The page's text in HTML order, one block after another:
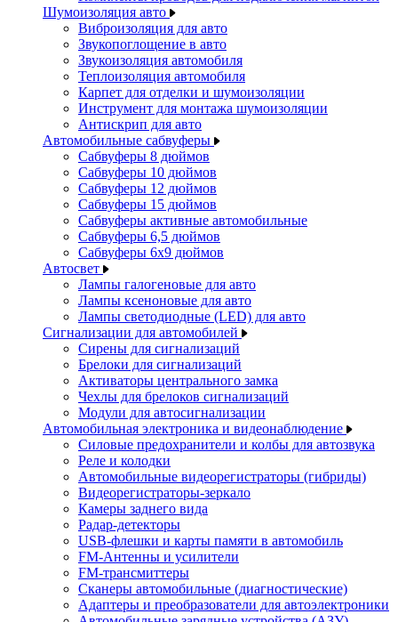
Шумоизоляция авто
Виброизоляция для авто
Звукопоглощение в авто
Звукоизоляция автомобиля
Теплоизоляция автомобиля
Карпет для отделки и шумоизоляции
Инструмент для монтажа шумоизоляции
Антискрип для авто
Автомобильные сабвуферы
Сабвуферы 8 дюймов
Сабвуферы 10 дюймов
Сабвуферы 12 дюймов
Сабвуферы 15 дюймов
Сабвуферы активные автомобильные
Сабвуферы 6,5 дюймов
Сабвуферы 6x9 дюймов
Автосвет
Лампы галогеновые для авто
Лампы ксеноновые для авто
Лампы светодиодные (LED) для авто
Сигнализации для автомобилей
Сирены для сигнализаций
Брелоки для сигнализаций
Активаторы центрального замка
Чехлы для брелоков сигнализаций
Модули для автосигнализации
Автомобильная электроника и видеонаблюдение
Силовые предохранители и колбы для автозвука
Реле и колодки
Автомобильные видеорегистраторы (гибриды)
Видеорегистраторы-зеркало
Камеры заднего вида
Радар-детекторы
USB-флешки и карты памяти в автомобиль
FM-Антенны и усилители
FM-трансмиттеры
Сканеры автомобильные (диагностические)
Адаптеры и преобразователи для автоэлектроники